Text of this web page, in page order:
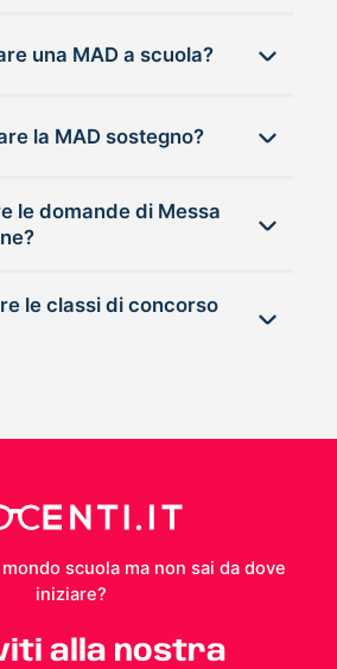
Chi può inviare una MAD a scuola?
la MAD sostegno?
le domande di Messa
di concorso
scuola ma non sai da dove
iniziare?
alla nostra